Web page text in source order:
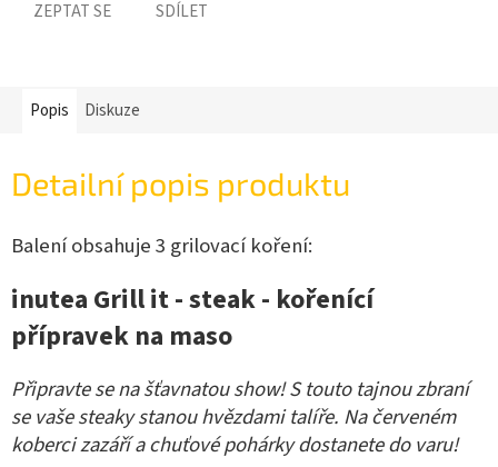
ZEPTAT SE SDÍLET
Popis Diskuze
Detailní popis produktu
Balení obsahuje 3 grilovací koření:
inutea Grill it - steak - kořenící
přípravek na maso
Připravte se na šťavnatou show! S touto tajnou zbraní
se vaše steaky stanou hvězdami talíře. Na červeném
koberci zazáří a chuťové pohárky dostanete do varu!